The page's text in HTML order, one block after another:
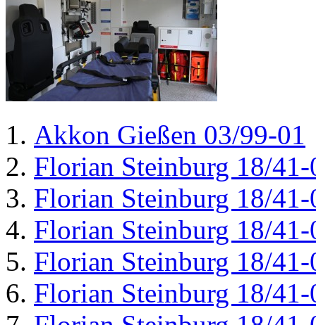
Akkon Gießen 03/99-01
Florian Steinburg 18/41-
Florian Steinburg 18/41-
Florian Steinburg 18/41-
Florian Steinburg 18/41-
Florian Steinburg 18/41-